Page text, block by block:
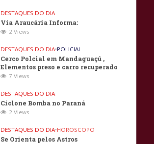
DESTAQUES DO DIA
Via Araucária Informa:
2 Views
DESTAQUES DO DIA•POLICIAL
Cerco Polcial em Mandaguaçú ,
Elementos preso e carro recuperado
7 Views
DESTAQUES DO DIA
Ciclone Bomba no Paraná
2 Views
DESTAQUES DO DIA•HOROSCOPO
Se Orienta pelos Astros